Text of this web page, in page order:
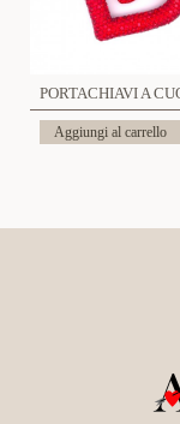
Aggiungi al carrello